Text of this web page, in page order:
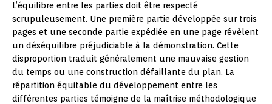
L’équilibre entre les parties doit être respecté
scrupuleusement. Une première partie développée sur trois
pages et une seconde partie expédiée en une page révèlent
un déséquilibre préjudiciable à la démonstration. Cette
disproportion traduit généralement une mauvaise gestion
du temps ou une construction défaillante du plan. La
répartition équitable du développement entre les
différentes parties témoigne de la maîtrise méthodologique